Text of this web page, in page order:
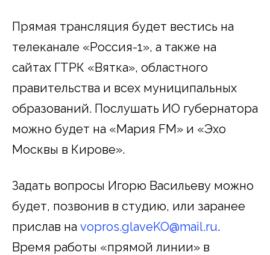
Прямая трансляция будет вестись на
телеканале «Россия-1», а также на
сайтах ГТРК «Вятка», областного
правительства и всех муниципальных
образований. Послушать ИО губернатора
можно будет на «Мария FM» и «Эхо
Москвы в Кирове».
Задать вопросы Игорю Васильеву можно
будет, позвонив в студию, или заранее
прислав на vopros.glaveKO@mail.ru.
Время работы «прямой линии» в